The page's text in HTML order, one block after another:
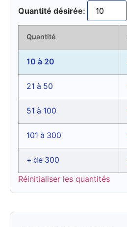
Quantité désirée:
Quantité
10 à 20
21 à 50
51 à 100
101 à 300
+ de 300
Réinitialiser les quantités